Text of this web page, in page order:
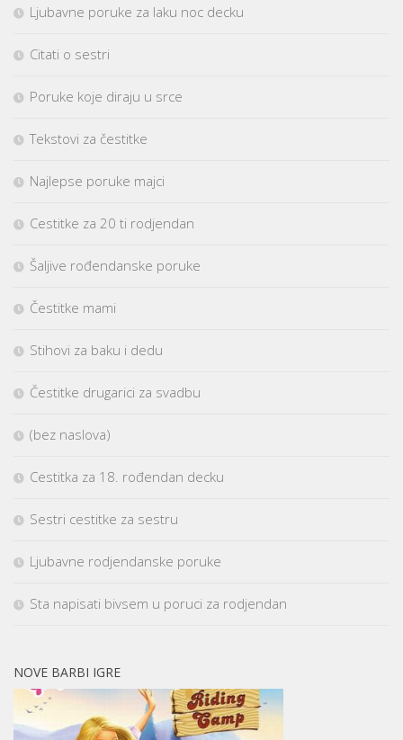
Ljubavne poruke za laku noc decku
Citati o sestri
Poruke koje diraju u srce
Tekstovi za čestitke
Najlepse poruke majci
Cestitke za 20 ti rodjendan
Šaljive rođendanske poruke
Čestitke mami
Stihovi za baku i dedu
Čestitke drugarici za svadbu
(bez naslova)
Cestitka za 18. rođendan decku
Sestri cestitke za sestru
Ljubavne rodjendanske poruke
Sta napisati bivsem u poruci za rodjendan
NOVE BARBI IGRE